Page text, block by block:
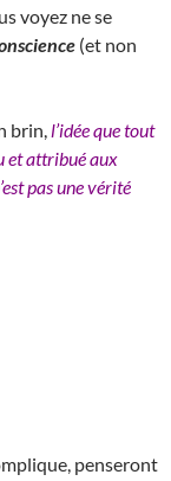
voyez ne se
(et non
brin, l’idée que tout
et attribué aux
pas une vérité
penseront